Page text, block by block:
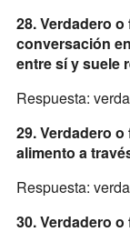
28. Verdadero
conversación
entre sí y suele
Respuesta:
29. Verdadero
alimento a
Respuesta:
30. Verdadero